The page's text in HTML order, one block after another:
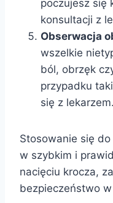
poczujesz się
konsultacji z
Obserwacja
wszelkie
ból, obrzęk
przypadku
się z lekarzem.
Stosowanie się
w szybkim i
nacięciu krocza,
bezpieczeństwo w